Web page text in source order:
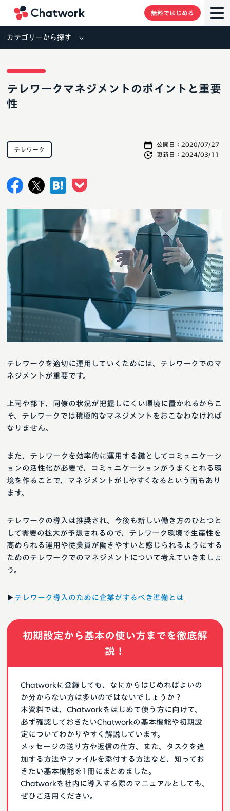
無料ではじめる
カテゴリーから探す
テレワークマネジメントのポイントと重要
性
公開日： 2020/07/27
更新日： 2024/03/11
テレワーク
▶︎ テレワーク導入のために企業がするべき準備とは
テレワークの導入は推奨され、今後も新しい働き方のひとつと
して需要の拡大が予想されるので、テレワーク環境で生産性を
高められる運用や従業員が働きやすいと感じられるようにする
ためのテレワークでのマネジメントについて考えていきましょ
う。
また、テレワークを効率的に運用する鍵としてコミュニケーシ
ョンの活性化が必要で、コミュニケーションがうまくとれる環
境を作ることで、マネジメントがしやすくなるという面もあり
ます。
上司や部下、同僚の状況が把握しにくい環境に置かれるからこ
そ、テレワークでは積極的なマネジメントをおこなわなければ
なりません。
テレワークを適切に運用していくためには、テレワークでのマ
ネジメントが重要です。
初期設定から基本の使い方までを徹底解
説！
Chatworkに登録しても、なにからはじめればよいの
か分からない方は多いのではないでしょうか？
本資料では、Chatworkをはじめて使う方に向けて、
必ず確認しておきたいChatworkの基本機能や初期設
定についてわかりやすく解説しています。
メッセージの送り方や返信の仕方、また、タスクを追
加する方法やファイルを添付する方法など、知ってお
きたい基本機能を1冊にまとめました。
Chatworkを社内に導入する際のマニュアルとしても、
ぜひご活用ください。